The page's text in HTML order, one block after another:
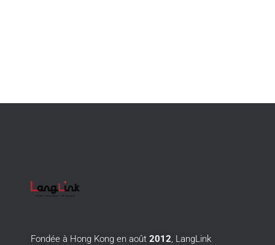
Fondée à Hong Kong en août 2012, LangLink